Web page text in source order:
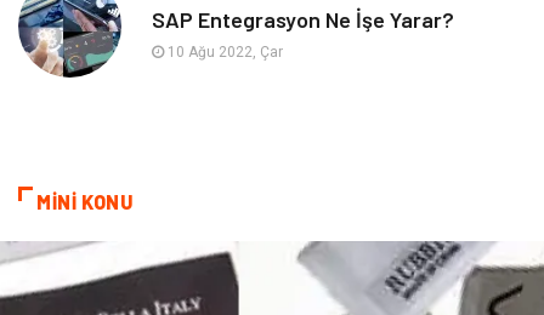
Bebek Giyim
Mermer
SAP Entegrasyon Ne İşe Yarar?
10 Ağu 2022, Çar
MİNİ KONU